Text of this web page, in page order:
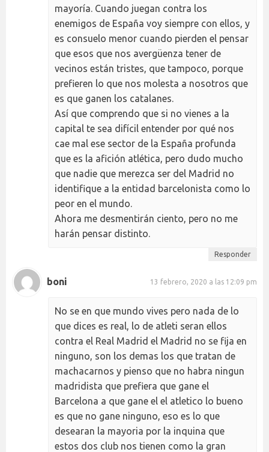
mayoría. Cuando juegan contra los
enemigos de España voy siempre con ellos, y
es consuelo menor cuando pierden el pensar
que esos que nos avergüenza tener de
vecinos están tristes, que tampoco, porque
prefieren lo que nos molesta a nosotros que
es que ganen los catalanes.
Así que comprendo que si no vienes a la
capital te sea difícil entender por qué nos
cae mal ese sector de la España profunda
que es la afición atlética, pero dudo mucho
que nadie que merezca ser del Madrid no
identifique a la entidad barcelonista como lo
peor en el mundo.
Ahora me desmentirán ciento, pero no me
harán pensar distinto.
Responder
boni 13 febrero, 2020 a las 12:09 pm
No se en que mundo vives pero nada de lo
que dices es real, lo de atleti seran ellos
contra el Real Madrid el Madrid no se fija en
ninguno, son los demas los que tratan de
machacarnos y pienso que no habra ningun
madridista que prefiera que gane el
Barcelona a que gane el el atletico lo bueno
es que no gane ninguno, eso es lo que
desearan la mayoria por la inquina que
estos dos club nos tienen como la gran